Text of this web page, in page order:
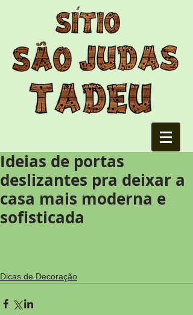
Ideias de portas
deslizantes pra deixar a
casa mais moderna e
sofisticada
Dicas de Decoração